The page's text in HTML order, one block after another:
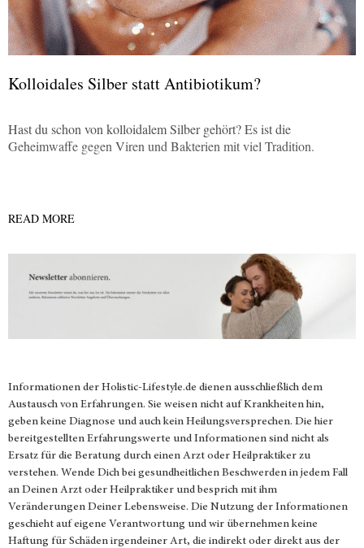
Kolloidales Silber statt Antibiotikum?
Hast du schon von kolloidalem Silber gehört? Es ist die
Geheimwaffe gegen Viren und Bakterien mit viel Tradition.
READ MORE
Informationen der Holistic-Lifestyle.de dienen ausschließlich dem
Austausch von Erfahrungen. Sie weisen nicht auf Krankheiten hin,
geben keine Diagnose und auch kein Heilungsversprechen. Die hier
bereitgestellten Erfahrungswerte und Informationen sind nicht als
Ersatz für die Beratung durch einen Arzt oder Heilpraktiker zu
verstehen. Wende Dich bei gesundheitlichen Beschwerden in jedem Fall
an Deinen Arzt oder Heilpraktiker und besprich mit ihm
Veränderungen Deiner Lebensweise. Die Nutzung der Informationen
geschieht auf eigene Verantwortung und wir übernehmen keine
Haftung für Schäden irgendeiner Art, die indirekt oder direkt aus der